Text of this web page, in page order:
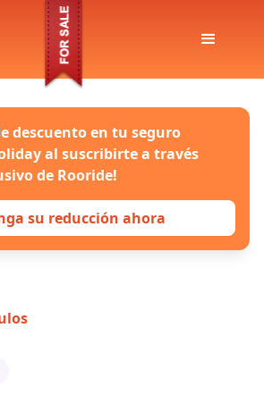
descuento en tu seguro
al suscribirte a través
de Rooride!
su reducción ahora